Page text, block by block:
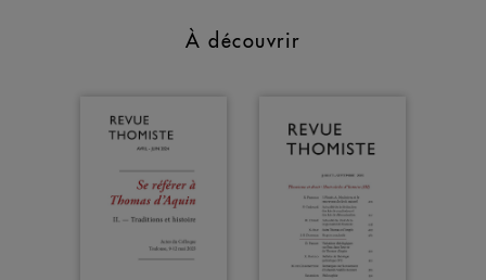
À découvrir